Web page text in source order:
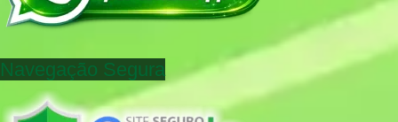
Navegação Segura